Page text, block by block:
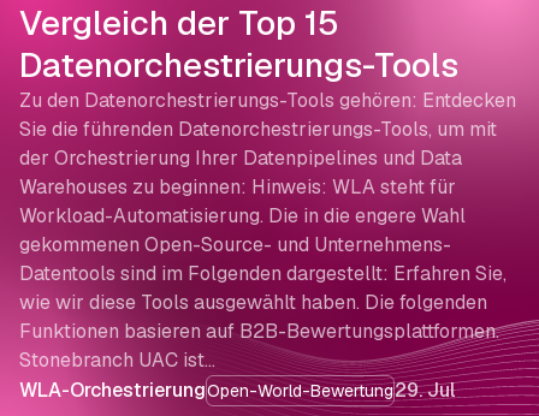
Vergleich der Top 15
Datenorchestrierungs-Tools
WLA-OrchestrierungOpen-World-Bewertung29. Jul
Zu den Datenorchestrierungs-Tools gehören: Entdecken
Sie die führenden Datenorchestrierungs-Tools, um mit
der Orchestrierung Ihrer Datenpipelines und Data
Warehouses zu beginnen: Hinweis: WLA steht für
Workload-Automatisierung. Die in die engere Wahl
gekommenen Open-Source- und Unternehmens-
Datentools sind im Folgenden dargestellt: Erfahren Sie,
wie wir diese Tools ausgewählt haben. Die folgenden
Funktionen basieren auf B2B-Bewertungsplattformen.
Stonebranch UAC ist…